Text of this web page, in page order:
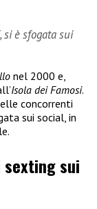
si è sfogata sui
nel 2000 e,
Isola dei Famosi.
concorrenti
sui social, in
sexting sui